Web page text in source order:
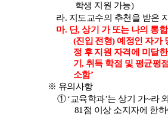
학생 지원 가능)
라. 지도교수의 추천을 받은
마. 단,상기 가 또는 나의 통
(진입 전형)예정인 자가
정 후 지원 자격에 미달
기, 취득 학점 및 평균평점
소함’
※ 유의사항
①‘교육학과’는 상기 가~라
81 점 이상 소지자에 한